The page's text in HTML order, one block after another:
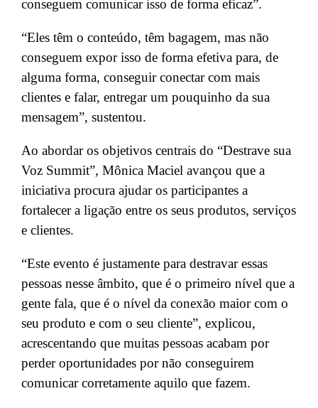
conseguem comunicar isso de forma eficaz”.
“Eles têm o conteúdo, têm bagagem, mas não
conseguem expor isso de forma efetiva para, de
alguma forma, conseguir conectar com mais
clientes e falar, entregar um pouquinho da sua
mensagem”, sustentou.
Ao abordar os objetivos centrais do “Destrave sua
Voz Summit”, Mônica Maciel avançou que a
iniciativa procura ajudar os participantes a
fortalecer a ligação entre os seus produtos, serviços
e clientes.
“Este evento é justamente para destravar essas
pessoas nesse âmbito, que é o primeiro nível que a
gente fala, que é o nível da conexão maior com o
seu produto e com o seu cliente”, explicou,
acrescentando que muitas pessoas acabam por
perder oportunidades por não conseguirem
comunicar corretamente aquilo que fazem.